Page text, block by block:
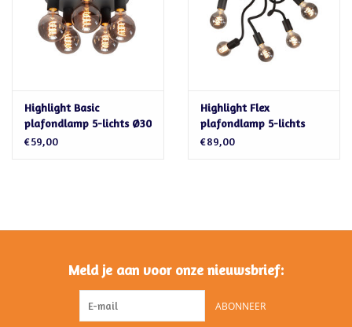
Cadeaubonnen
Highlight Basic
plafondlamp 5-lichts Ø30
cm zwart E27
€59,00
Highlight Flex
plafondlamp 5-lichts
zwart E27
€89,00
Meld je aan voor onze nieuwsbrief:
ABONNEER